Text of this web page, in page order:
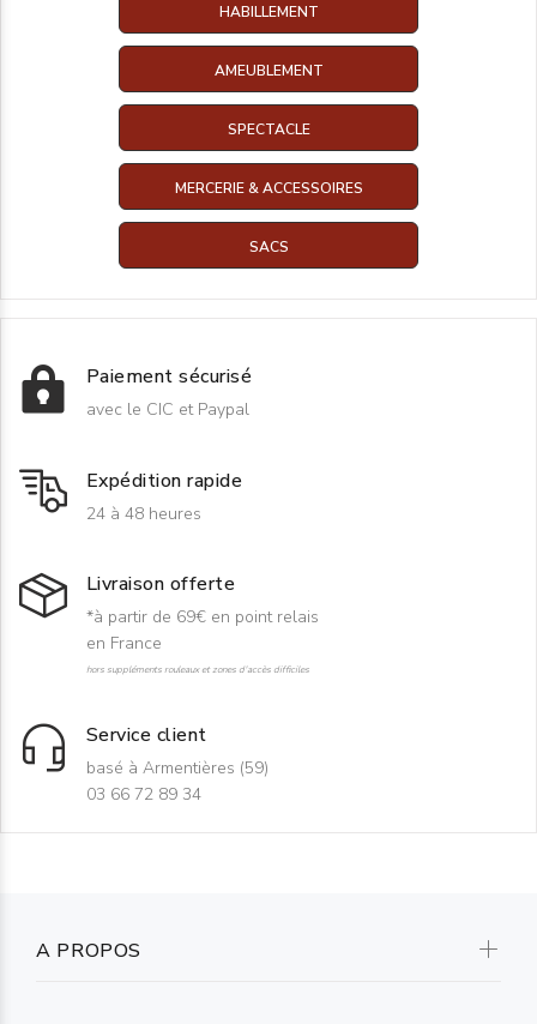
HABILLEMENT
AMEUBLEMENT
SPECTACLE
MERCERIE & ACCESSOIRES
SACS
Paiement sécurisé
avec le CIC et Paypal
Expédition rapide
24 à 48 heures
Livraison offerte
*à partir de 69€ en point relais
en France
hors suppléments rouleaux et zones d'accès difficiles
Service client
basé à Armentières (59)
03 66 72 89 34
A PROPOS